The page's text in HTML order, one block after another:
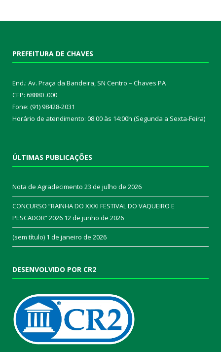
PREFEITURA DE CHAVES
End.: Av. Praça da Bandeira, SN Centro – Chaves PA
CEP: 68880 .000
Fone: (91) 98428-2031
Horário de atendimento: 08:00 às 14:00h (Segunda a Sexta-Feira)
ÚLTIMAS PUBLICAÇÕES
Nota de Agradecimento 23 de julho de 2026
CONCURSO “RAINHA DO XXXI FESTIVAL DO VAQUEIRO E
PESCADOR” 2026 12 de junho de 2026
(sem título) 1 de janeiro de 2026
DESENVOLVIDO POR CR2